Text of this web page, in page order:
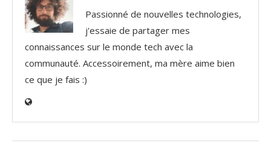
Passionné de nouvelles technologies,
j'essaie de partager mes
connaissances sur le monde tech avec la
communauté. Accessoirement, ma mère aime bien
ce que je fais :)